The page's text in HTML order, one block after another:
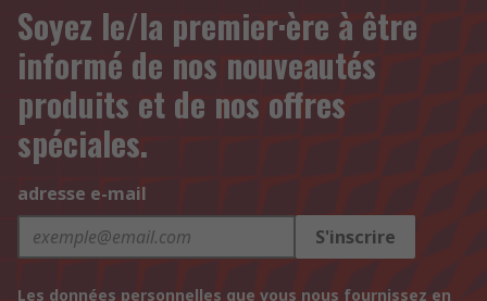
Soyez le/la premier·ère à être
informé de nos nouveautés
produits et de nos offres
spéciales.
adresse e-mail
S'inscrire
Les données personnelles que vous nous fournissez en